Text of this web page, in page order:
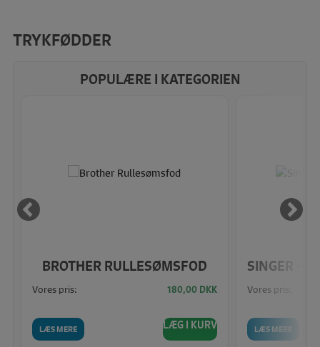
TRYKFØDDER
POPULÆRE I KATEGORIEN
BROTHER RULLESØMSFOD
Vores pris: 180,00 DKK
LÆS MERE LÆG I KURV
SINGER -
Vores pris:
LÆS MERE